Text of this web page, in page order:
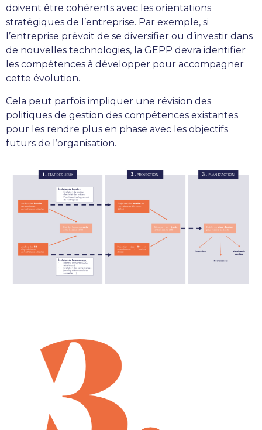
doivent être cohérents avec les orientations
stratégiques de l’entreprise. Par exemple, si
l’entreprise prévoit de se diversifier ou d’investir dans
de nouvelles technologies, la GEPP devra identifier
les compétences à développer pour accompagner
cette évolution.
Cela peut parfois impliquer une révision des
politiques de gestion des compétences existantes
pour les rendre plus en phase avec les objectifs
futurs de l’organisation.